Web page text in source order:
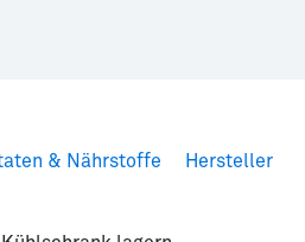
& Nährstoffe Hersteller